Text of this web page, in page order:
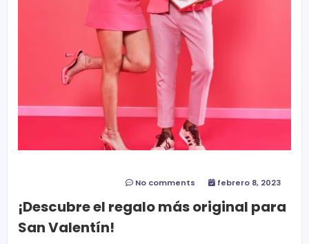
No comments febrero 8, 2023
¡Descubre el regalo más original para
San Valentín!